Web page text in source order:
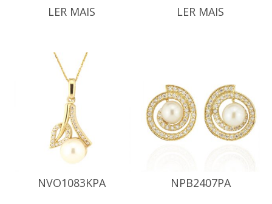
LER MAIS LER MAIS
NVO1083KPA NPB2407PA